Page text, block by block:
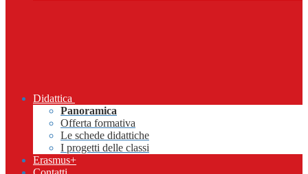
Didattica
Panoramica
Offerta formativa
Le schede didattiche
I progetti delle classi
Erasmus+